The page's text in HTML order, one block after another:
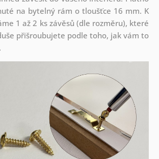
na bytelný rám o tloušťce 16 mm. K
1 až 2 ks závěsů (dle rozměru), které
přišroubujete podle toho, jak vám to